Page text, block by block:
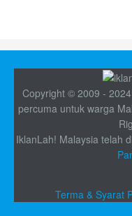
Copyright © 2009 -
percuma untuk warga
IklanLah! Malaysia telah
Terma & Syarat